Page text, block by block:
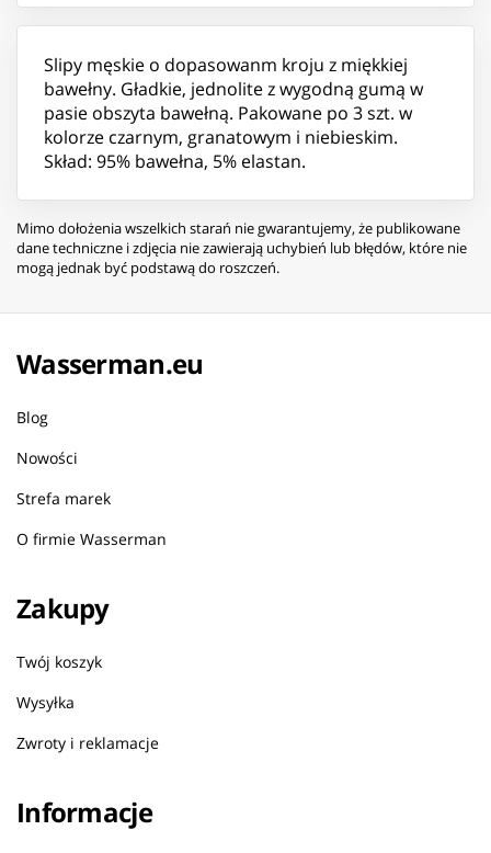
Slipy męskie o dopasowanm kroju z miękkiej
bawełny. Gładkie, jednolite z wygodną gumą w
pasie obszyta bawełną. Pakowane po 3 szt. w
kolorze czarnym, granatowym i niebieskim.
Skład: 95% bawełna, 5% elastan.
Mimo dołożenia wszelkich starań nie gwarantujemy, że publikowane
dane techniczne i zdjęcia nie zawierają uchybień lub błędów, które nie
mogą jednak być podstawą do roszczeń.
Wasserman.eu
Blog
Nowości
Strefa marek
O firmie Wasserman
Zakupy
Twój koszyk
Wysyłka
Zwroty i reklamacje
Informacje